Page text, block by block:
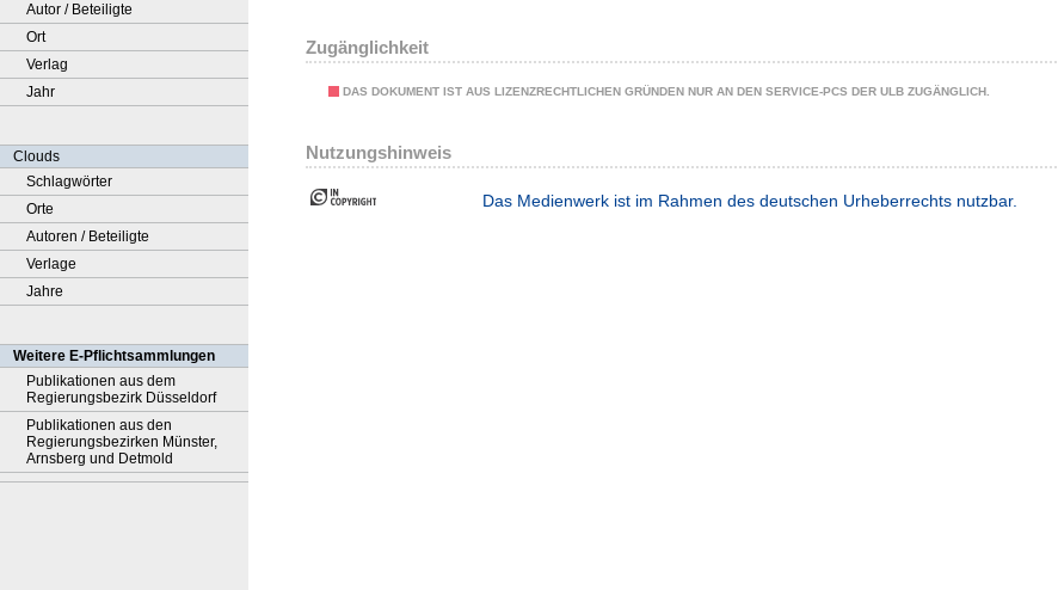
Autor / Beteiligte
Ort
Verlag
Jahr
Clouds
Schlagwörter
Orte
Autoren / Beteiligte
Verlage
Jahre
Weitere E-Pflichtsammlungen
Publikationen aus dem
Regierungsbezirk Düsseldorf
Publikationen aus den
Regierungsbezirken Münster,
Arnsberg und Detmold
Zugänglichkeit
DAS DOKUMENT IST AUS LIZENZRECHTLICHEN GRÜNDEN NUR AN DEN SERVICE-PCS DER ULB ZUGÄNGLICH.
Nutzungshinweis
Das Medienwerk ist im Rahmen des deutschen Urheberrechts nutzbar.